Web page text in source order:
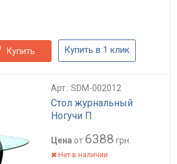
Купить Купить в 1 клик
Арт.: SDM-002012
Стол журнальный
Ногучи П
Цена от 6388 грн.
Нет в наличии